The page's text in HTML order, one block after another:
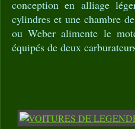
conception en alliage
cylindres et une chambre
ou Weber alimente le
équipés de deux